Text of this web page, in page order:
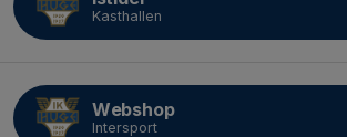
Kasthallen
Webshop
Intersport